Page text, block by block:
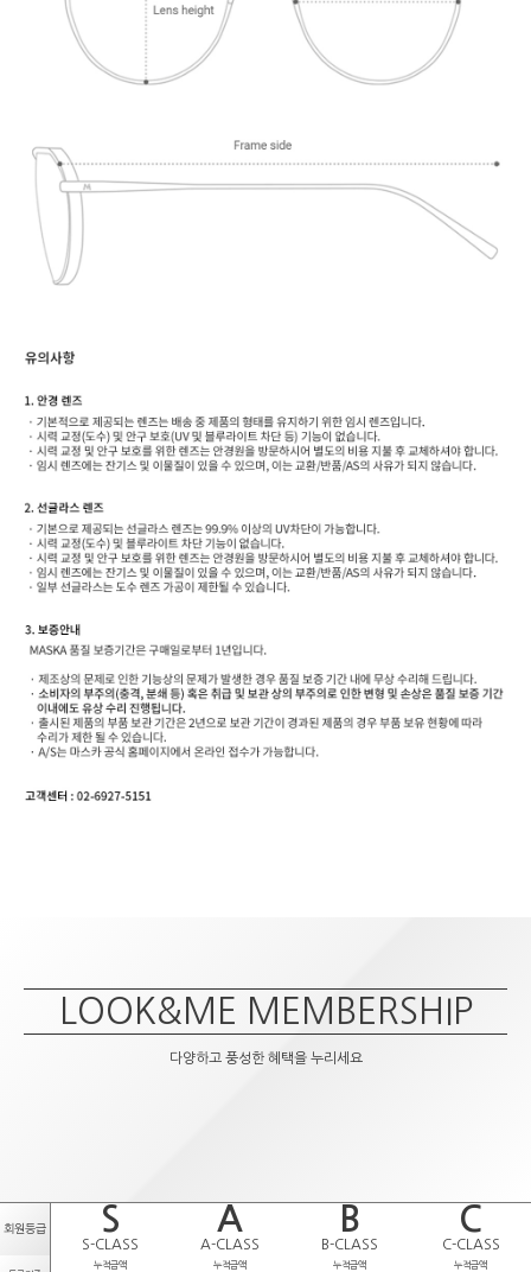
LOOK&ME MEMBERSHIP
다양하고 풍성한 혜택을 누리세요
회원등급 S A B C
S-CLASS A-CLASS B-CLASS C-CLASS
누적금액 누적금액 누적금액 누적금액